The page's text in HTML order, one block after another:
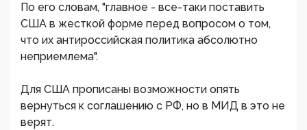
По его словам, "главное - все-таки поставить
США в жесткой форме перед вопросом о том,
что их антироссийская политика абсолютно
неприемлема".
Для США прописаны возможности опять
вернуться к соглашению с РФ, но в МИД в это не
верят.